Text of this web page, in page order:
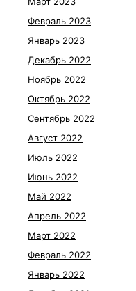
Февраль 2023
Январь 2023
Декабрь 2022
Ноябрь 2022
Октябрь 2022
Сентябрь 2022
Август 2022
Июль 2022
Июнь 2022
Май 2022
Апрель 2022
Март 2022
Февраль 2022
Январь 2022